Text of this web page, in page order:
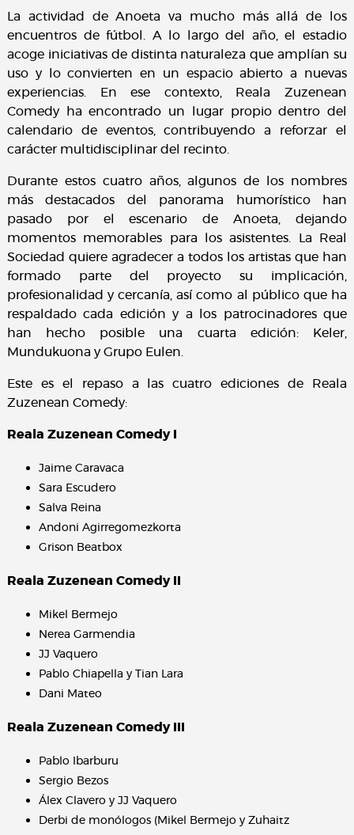
La actividad de Anoeta va mucho más allá de los
encuentros de fútbol. A lo largo del año, el estadio
acoge iniciativas de distinta naturaleza que amplían su
uso y lo convierten en un espacio abierto a nuevas
experiencias. En ese contexto, Reala Zuzenean
Comedy ha encontrado un lugar propio dentro del
calendario de eventos, contribuyendo a reforzar el
carácter multidisciplinar del recinto.
Durante estos cuatro años, algunos de los nombres
más destacados del panorama humorístico han
pasado por el escenario de Anoeta, dejando
momentos memorables para los asistentes. La Real
Sociedad quiere agradecer a todos los artistas que han
formado parte del proyecto su implicación,
profesionalidad y cercanía, así como al público que ha
respaldado cada edición y a los patrocinadores que
han hecho posible una cuarta edición: Keler,
Mundukuona y Grupo Eulen.
Este es el repaso a las cuatro ediciones de Reala
Zuzenean Comedy:
Reala Zuzenean Comedy I
Jaime Caravaca
Sara Escudero
Salva Reina
Andoni Agirregomezkorta
Grison Beatbox
Reala Zuzenean Comedy II
Mikel Bermejo
Nerea Garmendia
JJ Vaquero
Pablo Chiapella y Tian Lara
Dani Mateo
Reala Zuzenean Comedy III
Pablo Ibarburu
Sergio Bezos
Álex Clavero y JJ Vaquero
Derbi de monólogos (Mikel Bermejo y Zuhaitz